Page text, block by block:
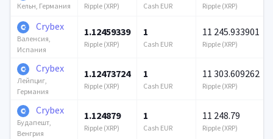
Кельн, Германия Ripple (XRP) Cash EUR Ripple (XRP)
Crybex
Валенсия,
Испания
1.12459339
Ripple (XRP)
1
Cash EUR
11 245.933901
Ripple (XRP)
Crybex
Лейпциг,
Германия
1.12473724
Ripple (XRP)
1
Cash EUR
11 303.609262
Ripple (XRP)
Crybex
Будапешт,
Венгрия
1.124879
Ripple (XRP)
1
Cash EUR
11 248.79
Ripple (XRP)